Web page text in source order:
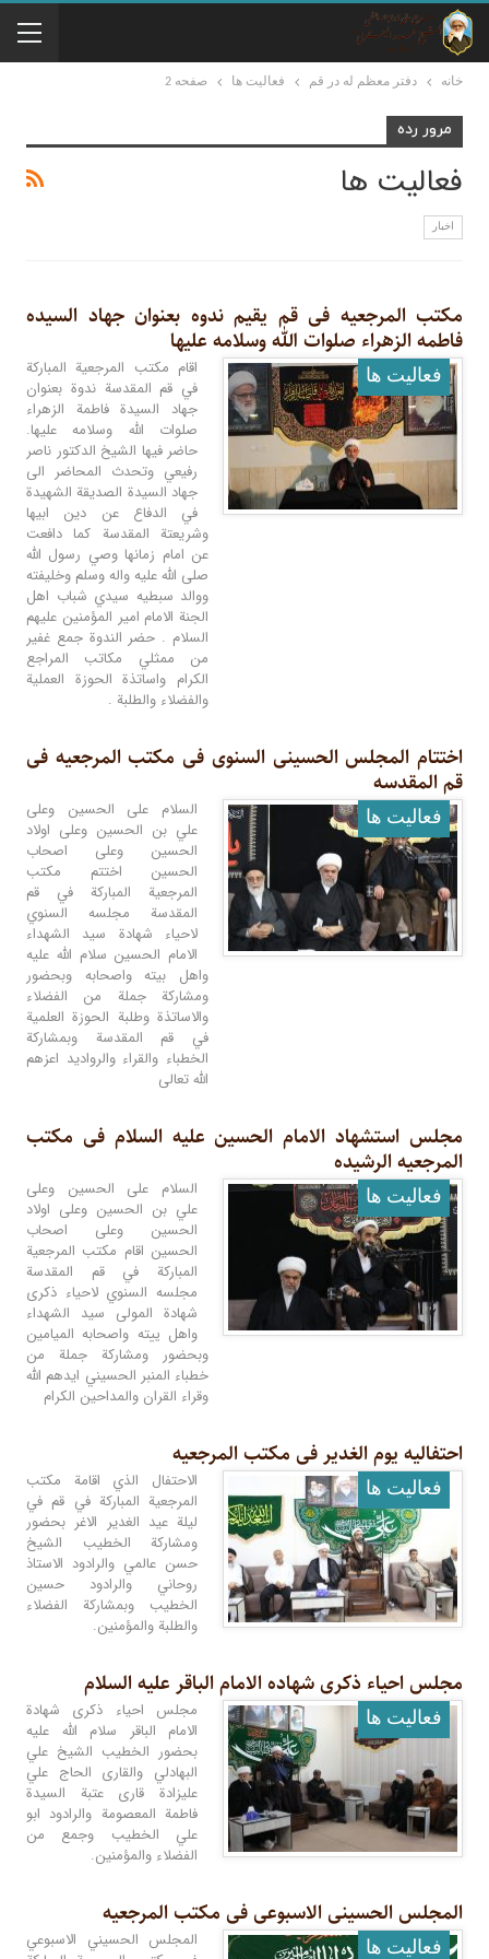
خانه دفتر معظم له در قم فعالیت ها صفحه 2
مرور رده
فعالیت ها
اخبار
مکتب المرجعیه فی قم یقیم ندوه بعنوان جهاد السیده
فاطمه الزهراء صلوات الله وسلامه علیها
فعالیت ها
اقام مكتب المرجعية المباركة
في قم المقدسة ندوة بعنوان
جهاد السيدة فاطمة الزهراء
صلوات الله وسلامه عليها.
حاضر فيها الشيخ الدكتور ناصر
رفيعي وتحدث المحاضر الى
جهاد السيدة الصديقة الشهيدة
في الدفاع عن دين ابيها
وشريعتة المقدسة كما دافعت
عن امام زمانها وصي رسول الله
صلى الله عليه واله وسلم وخليفته
ووالد سبطيه سيدي شباب اهل
الجنة الامام امير المؤمنين عليهم
السلام . حضر الندوة جمع غفير
من ممثلي مكاتب المراجع
الكرام واساتذة الحوزة العملية
والفضلاء والطلبة .
اختتام المجلس الحسینی السنوی فی مکتب المرجعیه فی
قم المقدسه
فعالیت ها
السلام علی الحسين وعلى
علي بن الحسين وعلى اولاد
الحسين وعلى اصحاب
الحسين اختتم مكتب
المرجعية المباركة في قم
المقدسة مجلسه السنوي
لاحياء شهادة سيد الشهداء
الامام الحسين سلام الله عليه
واهل بيته واصحابه وبحضور
ومشاركة جملة من الفضلاء
والاساتذة وطلبة الحوزة العلمية
في قم المقدسة وبمشاركة
الخطباء والقراء والرواديد اعزهم
الله تعالى
مجلس استشهاد الامام الحسین علیه السلام فی مکتب
المرجعیه الرشیده
فعالیت ها
السلام على الحسين وعلى
علي بن الحسين وعلى اولاد
الحسين وعلى اصحاب
الحسين اقام مكتب المرجعية
المباركة في قم المقدسة
مجلسه السنوي لاحياء ذكرى
شهادة المولى سيد الشهداء
واهل ييته واصحابه الميامين
وبحضور ومشاركة جملة من
خطباء المنبر الحسيني ايدهم الله
وقراء القران والمداحين الكرام
احتفالیه یوم الغدیر فی مکتب المرجعیه
فعالیت ها
الاحتفال الذي اقامة مكتب
المرجعية المباركة في قم في
ليلة عيد الغدير الاغر بحضور
ومشاركة الخطيب الشيخ
حسن عالمي والرادود الاستاذ
روحاني والرادود حسين
الخطيب وبمشاركة الفضلاء
والطلبة والمؤمنين.
مجلس احیاء ذکرى شهاده الامام الباقر علیه السلام
فعالیت ها
مجلس احياء ذكرى شهادة
الامام الباقر سلام الله عليه
بحضور الخطيب الشيخ علي
البهادلي والقارى الحاج علي
عليزادة قارى عتبة السيدة
فاطمة المعصومة والرادود ابو
علي الخطيب وجمع من
الفضلاء والمؤمنين.
المجلس الحسینی الاسبوعی فی مکتب المرجعیه
فعالیت ها
المجلس الحسيني الاسبوعي